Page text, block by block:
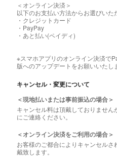
＜オンライン決済＞
以下のお支払い方法からお選びいた
・クレジットカード
・PayPay
・あと払い(ペイディ)
※スマホアプリのオンライン決済で
版へのアップデートをお願いいたし
キャンセル・変更について
＜現地払いまたは事前振込の場合＞
キャンセル料は頂戴しておりませ
にご連絡ください。
＜オンライン決済をご利用の場合＞
お客様のご都合によりキャンセル
戴致します。